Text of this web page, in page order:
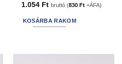
1.054 Ft bruttó (830Ft +ÁFA)
KOSÁRBA RAKOM